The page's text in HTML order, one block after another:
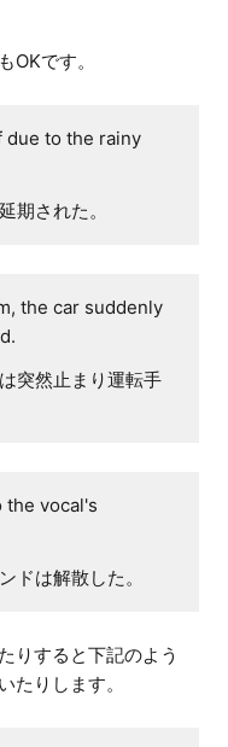
OKです。
due to the rainy
期された。
the car suddenly
突然止まり運転手
the vocal's
ドは解散した。
りすると下記のよう
たりします。